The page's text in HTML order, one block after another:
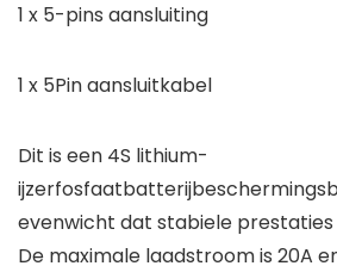
1 x 5-pins aansluiting
1 x 5Pin aansluitkabel
Dit is een 4S lithium-
evenwicht dat stabiele prestaties
De maximale laadstroom is 20A